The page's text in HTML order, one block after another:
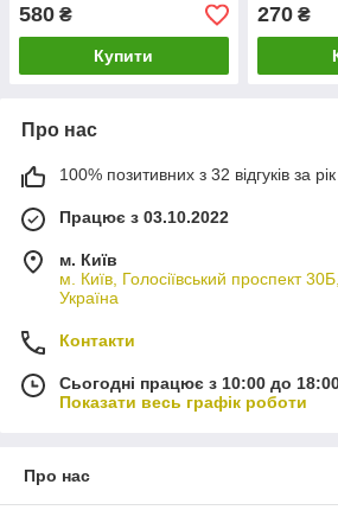
580 ₴
Купити
270₴
Про нас
100% позитивних з 32 відгуків за рік
Працює з 03.10.2022
м. Київ
м. Київ, Голосіївський проспект
Україна
Контакти
Сьогодні працює з 10:00 до
Показати весь графік роботи
Про нас